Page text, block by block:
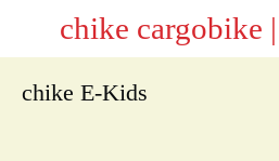
chike cargobike
chike E-Kids